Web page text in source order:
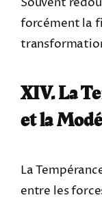
forcément la
XIV. La
et la
La
entre les